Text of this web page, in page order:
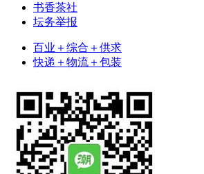
书香茶社
坛务举报
百业＋综合＋供求
快递＋物流＋包装